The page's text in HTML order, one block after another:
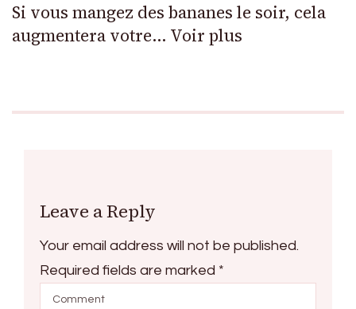
Si vous mangez des bananes le soir, cela
augmentera votre… Voir plus
Leave a Reply
Your email address will not be published.
Required fields are marked *